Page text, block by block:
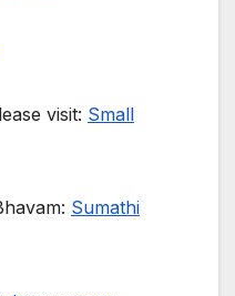
visit: Small
Sumathi